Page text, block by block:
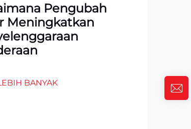
Pengubah
Meningkatkan
BANYAK
10